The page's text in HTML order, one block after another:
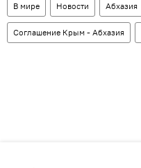
В мире Новости Абхазия
Соглашение Крым - Абхазия